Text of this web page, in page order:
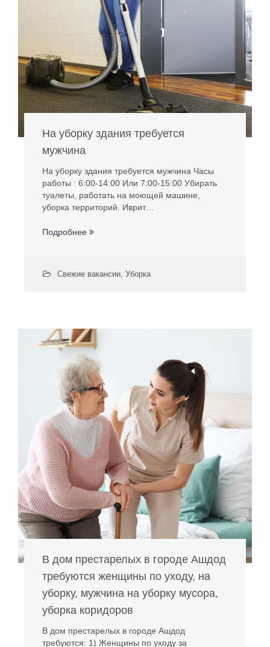
На уборку здания требуется
мужчина
На уборку здания требуется мужчина Часы
работы : 6:00-14:00 Или 7:00-15:00 Убирать
туалеты, работать на моющей машине,
уборка территорий. Иврит…
Подробнее
Свежие вакансии, Уборка
В дом престарелых в городе Ашдод
требуются женщины по уходу, на
уборку, мужчина на уборку мусора,
уборка коридоров
В дом престарелых в городе Ашдод
требуются: 1) Женщины по уходу за